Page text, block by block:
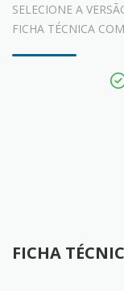
SELECIONE A
FICHA TÉCNICA
FICHA